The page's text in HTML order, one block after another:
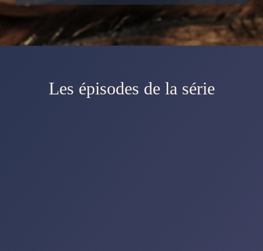
Les épisodes de la série